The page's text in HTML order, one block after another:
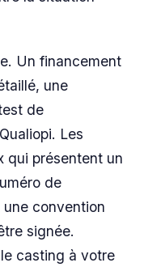
Un financement
une
de
Les
qui présentent un
de
convention
signée.
le casting à votre